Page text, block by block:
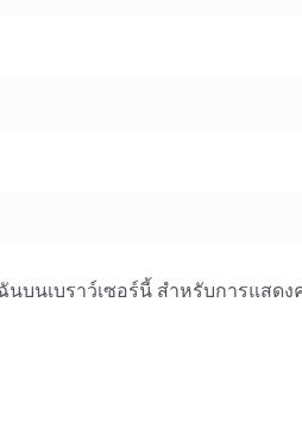
บนเบราว์เซอร์นี้ สำหรับการแสดง